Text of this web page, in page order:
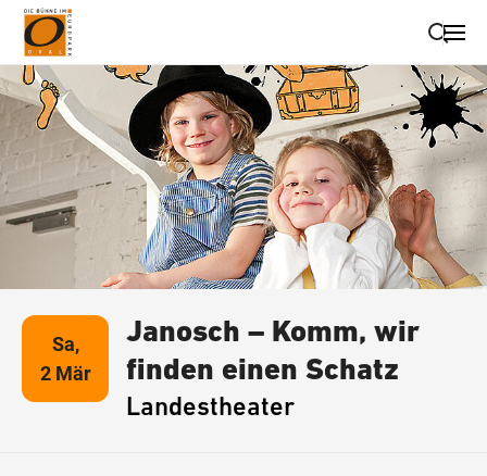
Suche schließen
Wegbeschreibung erhalten
Sa,
2 Mär
Janosch – Komm, wir
finden einen Schatz
Landestheater